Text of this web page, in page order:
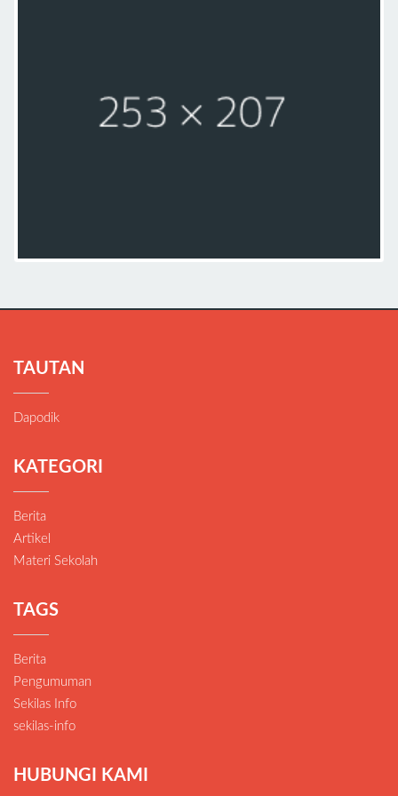
TAUTAN
Dapodik
KATEGORI
Berita
Artikel
Materi Sekolah
TAGS
Berita
Pengumuman
Sekilas Info
sekilas-info
HUBUNGI KAMI